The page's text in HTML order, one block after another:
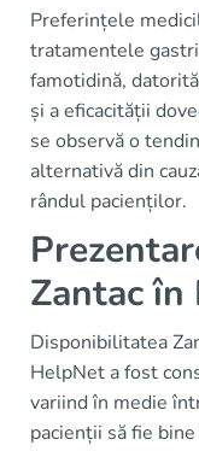
Preferințele
tratamentele
famotidină,
și a eficacității
se observă o
alternativă din
rândul pacienților.
Zantac în
Disponibilitatea
HelpNet a fost
variind în medie
pacienții să fie